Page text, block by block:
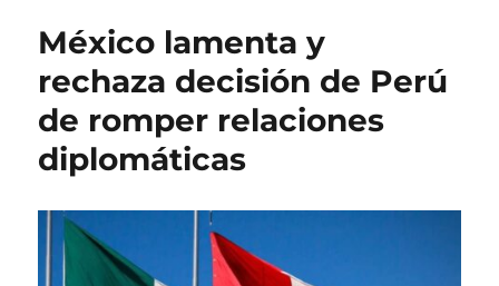
México lamenta y
rechaza decisión de Perú
de romper relaciones
diplomáticas